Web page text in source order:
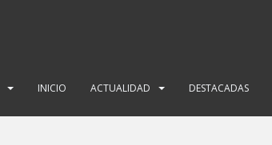
INICIO ACTUALIDAD DESTACADAS